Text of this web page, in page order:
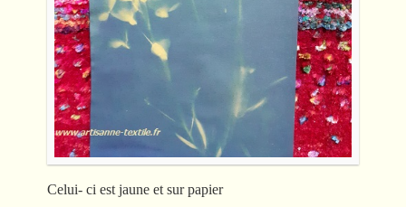
Celui- ci est jaune et sur papier